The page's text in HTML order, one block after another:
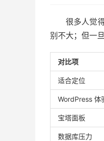
很多人觉
别不大；但一
对比项
适合定位
WordPress 体
宝塔面板
数据库压力